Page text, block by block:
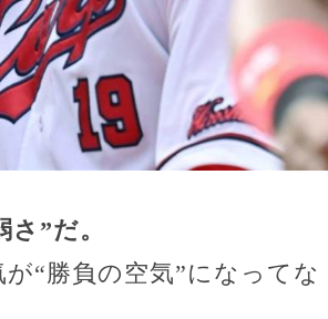
”だ。
“勝負の空気”になってな